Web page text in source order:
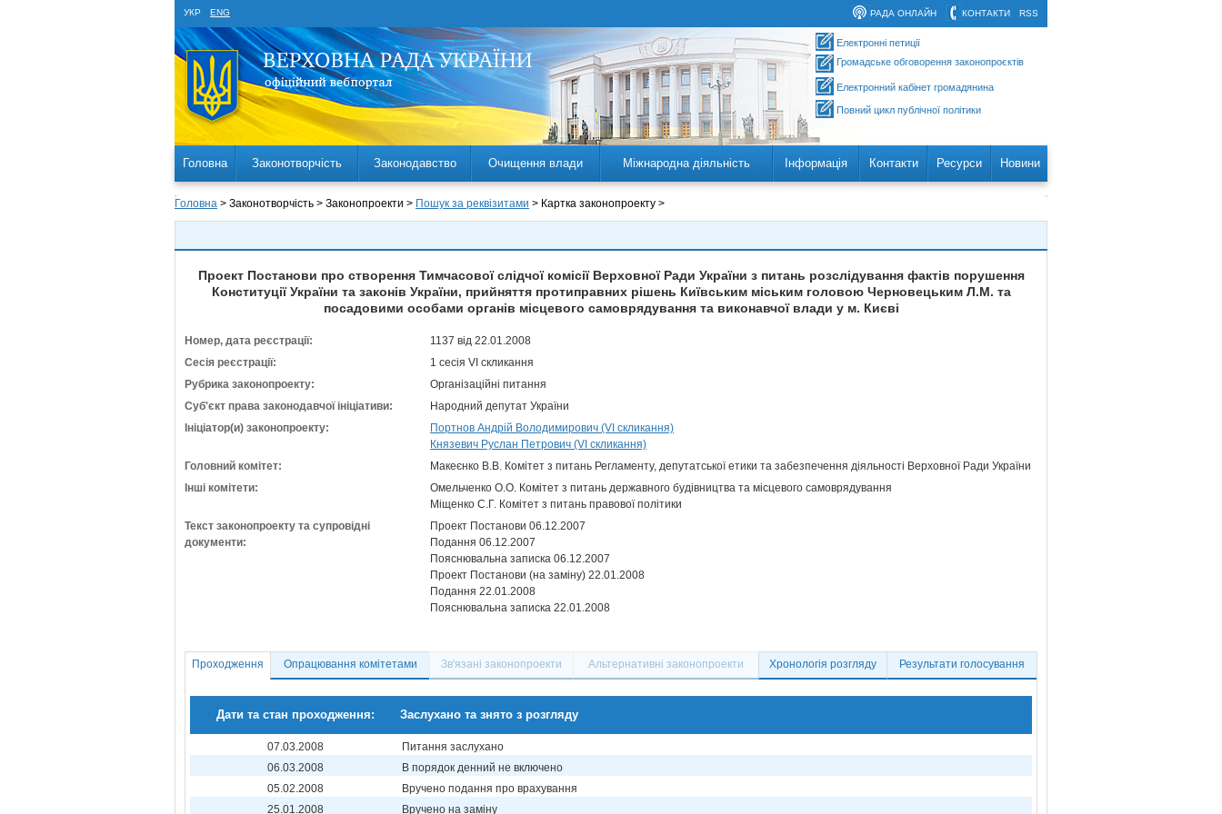
УКР ENG RSS
КОНТАКТИ
РАДА ОНЛАЙН
Електронні петиції
Громадське обговорення законопроєктів
Електронний кабінет громадянина
Повний цикл публічної політики
Головна Законотворчість Законодавство Очищення влади Міжнародна діяльність Інформація Контакти Ресурси Новини
Головна > Законотворчість > Законопроекти > Пошук за реквізитами > Картка законопроекту >
Проект Постанови про створення Тимчасової слідчої комісії Верховної Ради України з питань розслідування фактів порушення
Конституції України та законів України, прийняття протиправних рішень Київським міським головою Черновецьким Л.М. та
посадовими особами органів місцевого самоврядування та виконавчої влади у м. Києві
Номер, дата реєстрації:
1137 від 22.01.2008
Сесія реєстрації:
1 сесія VI скликання
Рубрика законопроекту:
Організаційні питання
Суб'єкт права законодавчої ініціативи:
Народний депутат України
Ініціатор(и) законопроекту:
Портнов Андрій Володимирович (VI скликання)
Князевич Руслан Петрович (VI скликання)
Головний комітет:
Макеєнко В.В. Комітет з питань Регламенту, депутатської етики та забезпечення діяльності Верховної Ради України
Інші комітети:
Омельченко О.О. Комітет з питань державного будівництва та місцевого самоврядування
Міщенко С.Г. Комітет з питань правової політики
Текст законопроекту та супровідні
документи:
Проект Постанови 06.12.2007
Подання 06.12.2007
Пояснювальна записка 06.12.2007
Проект Постанови (на заміну) 22.01.2008
Подання 22.01.2008
Пояснювальна записка 22.01.2008
Проходження Опрацювання комітетами Зв'язані законопроекти Альтернативні законопроекти Хронологія розгляду Результати голосування
Дати та стан проходження: Заслухано та знято з розгляду
07.03.2008
Питання заслухано
06.03.2008
В порядок денний не включено
05.02.2008
Вручено подання про врахування
25.01.2008
Вручено на заміну